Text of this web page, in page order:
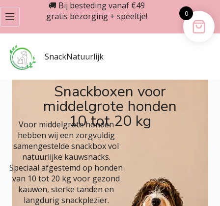
🚚 Bij besteding vanaf €49
gratis bezorging + speeltje!
SnackNatuurlijk
Snackboxen voor
middelgrote honden
10 tot 20 kg
Voor middelgrote honden
hebben wij een zorgvuldig
samengestelde snackbox vol
natuurlijke kauwsnacks.
Speciaal afgestemd op honden
van 10 tot 20 kg voor gezond
kauwen, sterke tanden en
langdurig snackplezier.
0